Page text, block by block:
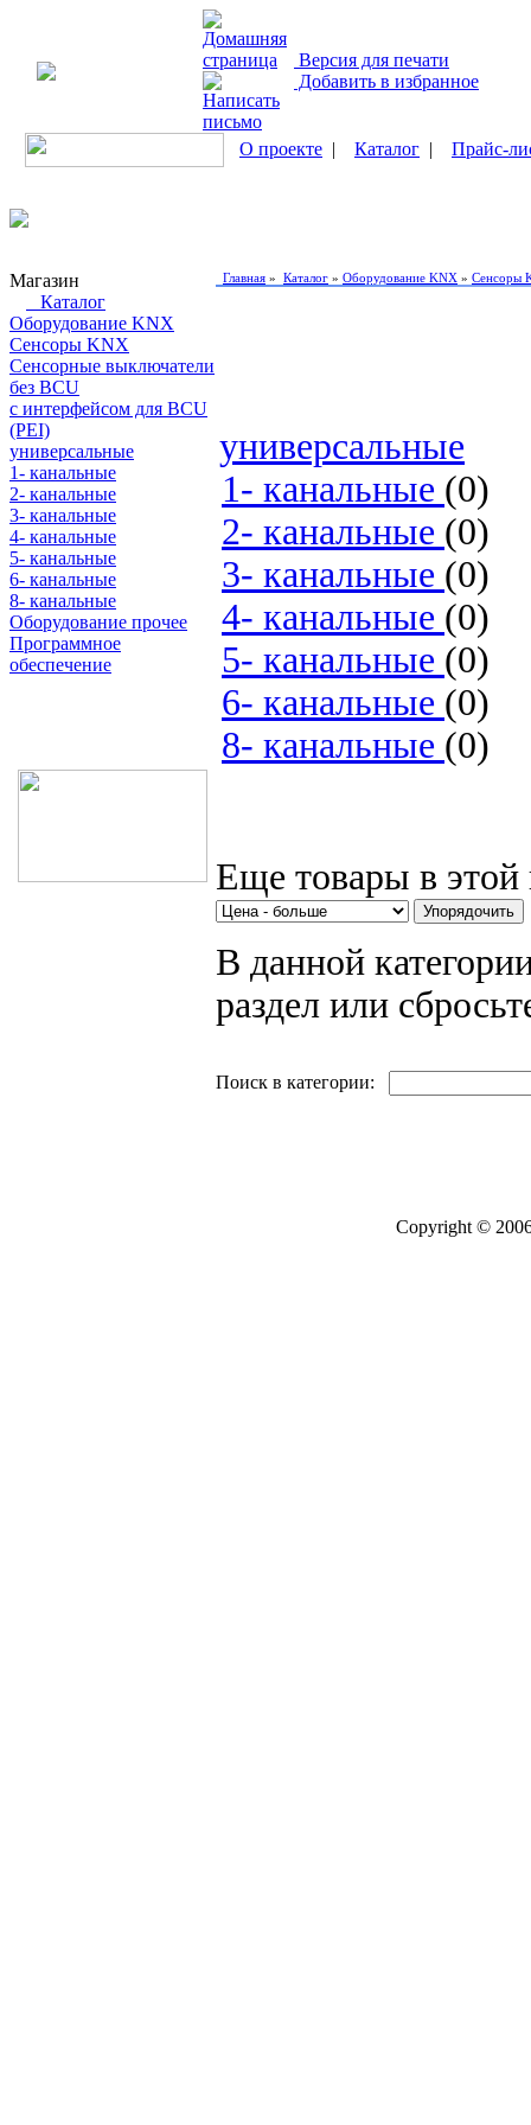
Версия для печати
Добавить в избранное
О проекте | Каталог | Прайс-
Магазин
Каталог
Оборудование KNX
Сенсоры KNX
Сенсорные выключатели
без BCU
с интерфейсом для BCU
(PEI)
универсальные
1- канальные
2- канальные
3- канальные
4- канальные
5- канальные
6- канальные
8- канальные
Оборудование прочее
Программное
обеспечение
Главная » Каталог » Оборудование KNX » Сенсоры
универсальные
1- канальные (0)
2- канальные (0)
3- канальные (0)
4- канальные (0)
5- канальные (0)
6- канальные (0)
8- канальные (0)
Еще товары в этой
В данной
раздел или
Поиск в категории:
Copyright ©